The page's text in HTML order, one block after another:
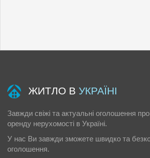
ЖИТЛО В УКРАЇНІ
Завжди свіжі та актуальні оголошення
оренду нерухомості в Україні.
У нас Ви завжди зможете швидко та
оголошення.